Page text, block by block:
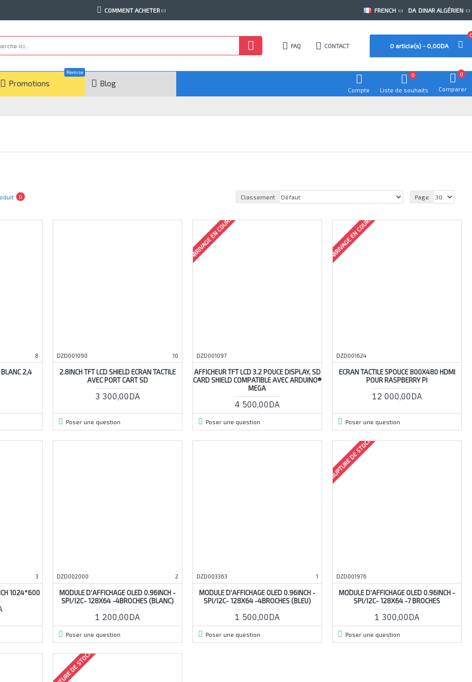
COMMENT ACHETER FRENCH DA DINAR ALGÉRIEN
FAQ CONTACT 0 article(s) - 0,00DA
Promotions
Remise
Blog
Compte Liste de souhaits
0
Comparer
0
0 Classement Page
8
BLANC 2,4
DZD001090 10
2.8INCH TFT LCD SHIELD ECRAN TACTILE
AVEC PORT CART SD
3 300,00DA
Poser une question
ARRIVAGE EN COURS
DZD001097
AFFICHEUR TFT LCD 3.2 POUCE DISPLAY, SD
CARD SHIELD COMPATIBLE AVEC ARDUINO®
MEGA
4 500,00DA
Poser une question
ARRIVAGE EN COURS
DZD001624
ECRAN TACTILE 5POUCE 800X480 HDMI
POUR RASPBERRY PI
12 000,00DA
Poser une question
3
1024*600
DZD002000 2
MODULE D'AFFICHAGE OLED 0.96INCH -
SPI/I2C- 128X64 -4BROCHES (BLANC)
1 200,00DA
Poser une question
DZD003363 1
MODULE D'AFFICHAGE OLED 0.96INCH -
SPI/I2C- 128X64 -4BROCHES (BLEU)
1 500,00DA
Poser une question
RUPTURE DE STOCK
DZD001976
MODULE D'AFFICHAGE OLED 0.96INCH -
SPI/I2C- 128X64 -7 BROCHES
1 300,00DA
Poser une question
RUPTURE DE STOCK